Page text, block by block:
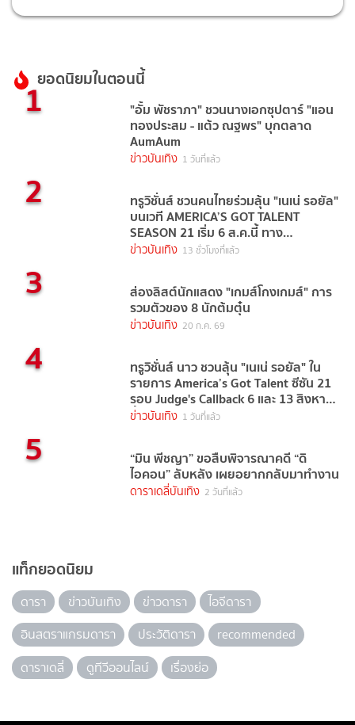
ยอดนิยมในตอนนี้
1 "อั้ม พัชราภา" ชวนนางเอกซุปตาร์ "แอน
ทองประสม - แต้ว ณฐพร" บุกตลาด
AumAum
ข่าวบันเทิง 1 วันที่แล้ว
2 ทรูวิชั่นส์ ชวนคนไทยร่วมลุ้น "เนเน่ รอยัล"
บนเวที AMERICA’S GOT TALENT
SEASON 21 เริ่ม 6 ส.ค.นี้ ทาง
TrueVisions NOW
ข่าวบันเทิง 13 ชั่วโมงที่แล้ว
3 ส่องลิสต์นักแสดง "เกมส์โกงเกมส์" การ
รวมตัวของ 8 นักต้มตุ๋น
ข่าวบันเทิง 20 ก.ค. 69
4 ทรูวิชั่นส์ นาว ชวนลุ้น "เนเน่ รอยัล" ใน
รายการ America’s Got Talent ซีซัน 21
รอบ Judge's Callback 6 และ 13 สิงหาคม
นี้
ข่าวบันเทิง 1 วันที่แล้ว
5 “มิน พีชญา” ขอสืบพิจารณาคดี “ดิ
ไอคอน” ลับหลัง เผยอยากกลับมาทำงาน
ดาราเดลี่บันเทิง 2 วันที่แล้ว
แท็กยอดนิยม
ดารา ข่าวบันเทิง ข่าวดารา
ไอจีดารา
อินสตราแกรมดารา
ประวัติดารา
recommended
ดาราเดลี่
ดูทีวีออนไลน์ เรื่องย่อ